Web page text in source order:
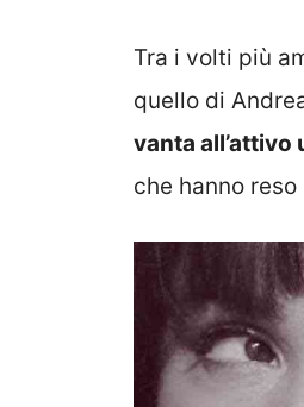
Tra i volti più
quello di
vanta all’attivo
che hanno